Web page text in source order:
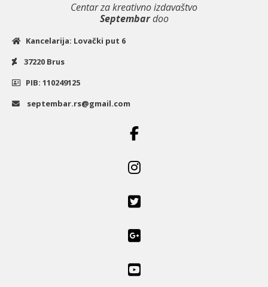
Centar za kreativno izdavaštvo
Septembardoo
Kancelarija: Lovački put 6
37220 Brus
PIB: 110249125
septembar.rs@gmail.com